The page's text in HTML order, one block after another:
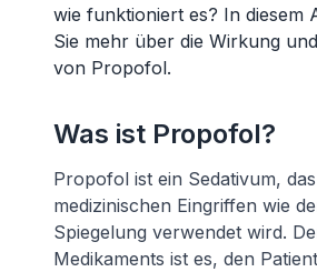
wie funktioniert es? In diesem
Sie mehr über die Wirkung
von Propofol.
Was ist Propofol?
Propofol ist ein Sedativum,
medizinischen Eingriffen wie
Spiegelung verwendet wird.
Medikaments ist es, den